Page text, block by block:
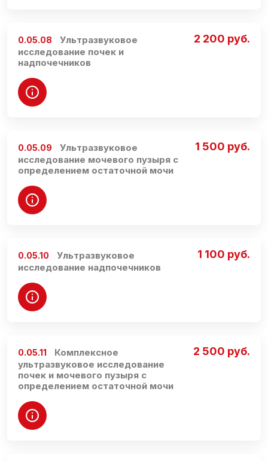
0.05.08
Ультразвуковое
исследование почек и
надпочечников
2 200 руб.
0.05.09
Ультразвуковое
исследование мочевого пузыря с
определением остаточной мочи
1 500 руб.
0.05.10
Ультразвуковое
исследование надпочечников
1 100 руб.
0.05.11
Комплексное
ультразвуковое исследование
почек и мочевого пузыря с
определением остаточной мочи
2 500 руб.